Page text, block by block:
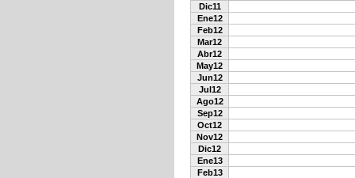
Dic11
Ene12
Feb12
Mar12
Abr12
May12
Jun12
Jul12
Ago12
Sep12
Oct12
Nov12
Dic12
Ene13
Feb13